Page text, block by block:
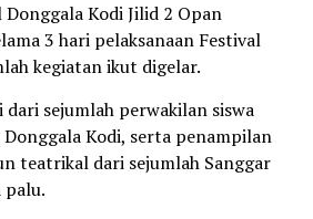
Kodi Jilid 2 Opan
3 hari pelaksanaan Festival
kegiatan ikut digelar.
sejumlah perwakilan siswa
Kodi, serta penampilan
teatrikal dari sejumlah Sanggar
palu.